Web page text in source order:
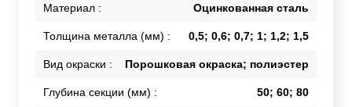
Материал : Оцинкованная сталь
Толщина металла (мм) : 0,5; 0,6; 0,7; 1; 1,2; 1,5
Вид окраски : Порошковая окраска; полиэстер
Глубина секции (мм) : 50; 60; 80